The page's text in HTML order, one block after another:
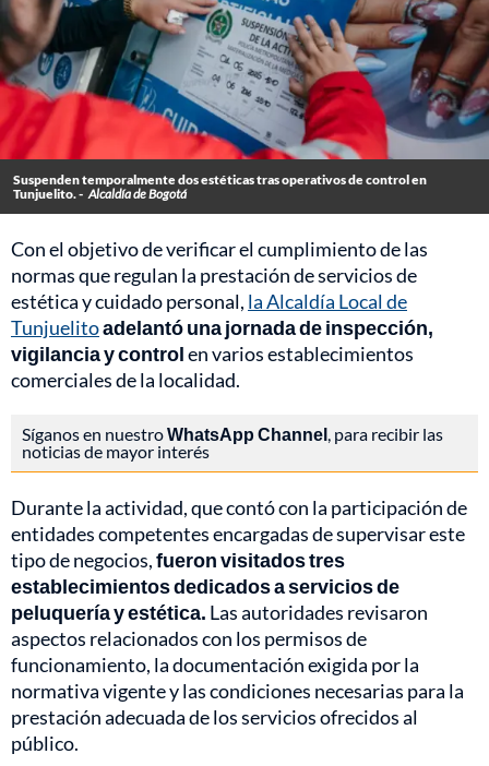
Suspenden temporalmente dos estéticas tras operativos de control en
Tunjuelito. - Alcaldía de Bogotá
Con el objetivo de verificar el cumplimiento de las
normas que regulan la prestación de servicios de
estética y cuidado personal, la Alcaldía Local de
Tunjuelitoadelantó una jornada de inspección,
vigilancia y controlen varios establecimientos
comerciales de la localidad.
Síganos en nuestroWhatsApp Channel, para recibir las
noticias de mayor interés
Durante la actividad, que contó con la participación de
entidades competentes encargadas de supervisar este
tipo de negocios,fueron visitados tres
establecimientos dedicados a servicios de
peluquería y estética. Las autoridades revisaron
aspectos relacionados con los permisos de
funcionamiento, la documentación exigida por la
normativa vigente y las condiciones necesarias para la
prestación adecuada de los servicios ofrecidos al
público.